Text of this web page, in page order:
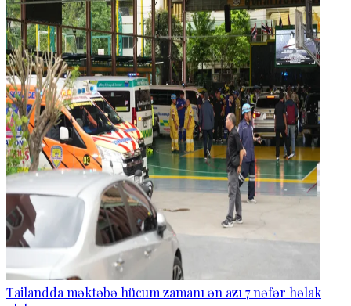
Tailandda məktəbə hücum zamanı ən azı 7 nəfər həlak